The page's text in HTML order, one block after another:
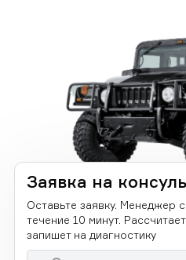
Заявка на
Оставьте заявку. Менеджер
течение 10 минут.
запишет на диагностику